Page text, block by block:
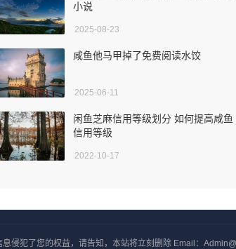
小说
2025-08-23
咸鱼他马甲掉了免费阅读水饺
2025-06-11
闲鱼芝麻信用等级划分 如何提高咸鱼
信用等级
2022-10-17
侵犯了您的权益，请告知，本站将立刻删除 Email：